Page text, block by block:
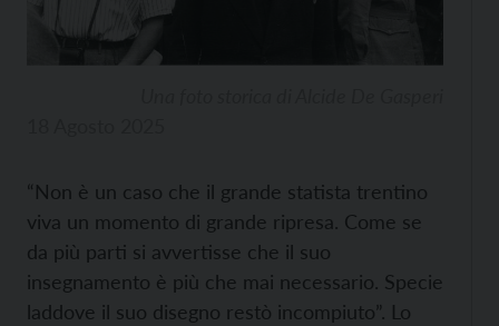
“Non è un caso che il grande statista trentino
viva un momento di grande ripresa. Come se
da più parti si avvertisse che il suo
insegnamento è più che mai necessario. Specie
laddove il suo disegno restò incompiuto”. Lo